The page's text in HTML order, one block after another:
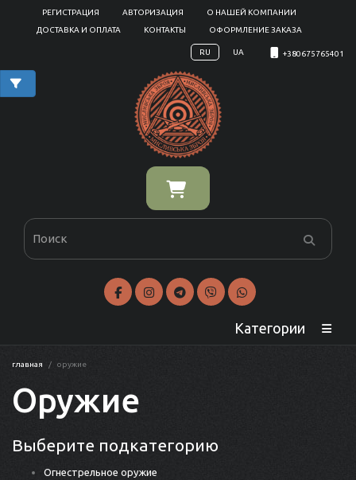
РЕГИСТРАЦИЯ АВТОРИЗАЦИЯ
О НАШЕЙ КОМПАНИИ
ДОСТАВКА И ОПЛАТА
КОНТАКТЫ ОФОРМЛЕНИЕ ЗАКАЗА
RU UA +380675765401
Категории
главная оружие
Оружие
Выберите подкатегорию
Огнестрельное оружие